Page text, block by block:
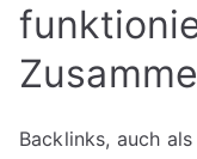
Backlinks, auch